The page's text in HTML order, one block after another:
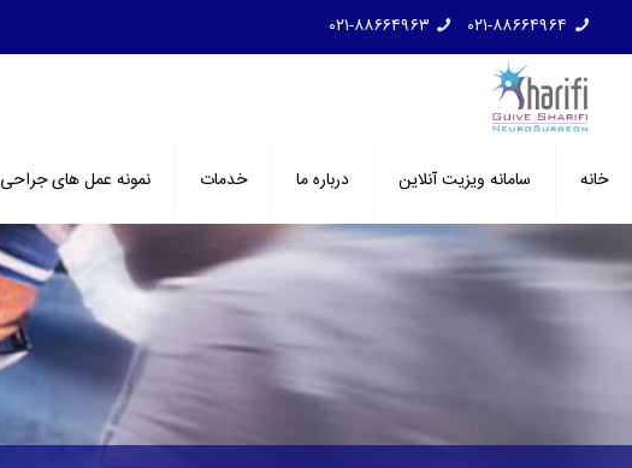
۰۲۱-۸۸۶۶۴۹۶۴ ۰۲۱-۸۸۶۶۴۹۶۳
خانه سامانه ویزیت آنلاین درباره ما خدمات نمونه عمل های جراحی